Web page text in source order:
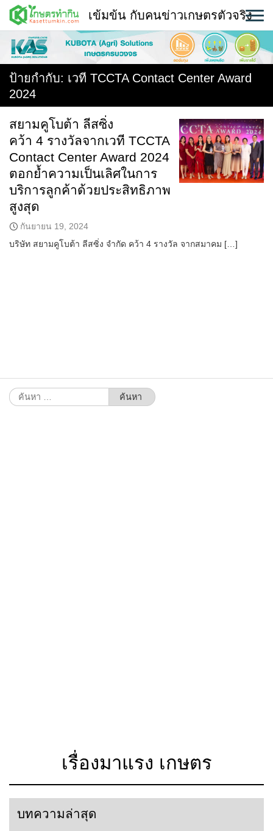
Skip
content
พืช
หน้าแรก
แวดวงเกษตร
ใคร ทำอะไร ที่ไหน
สถานีข่าววันนี้
เข้มข้น กับคนข่าวเกษตรตัวจริง
ป้ายกำกับ: เวที TCCTA Contact Center Award
2024
สยามคูโบต้า ลีสซิ่ง
คว้า 4 รางวัลจากเวที TCCTA
Contact Center Award 2024
ตอกย้ำความเป็นเลิศในการ
บริการลูกค้าด้วยประสิทธิภาพ
สูงสุด
กันยายน 19, 2024
บริษัท สยามคูโบต้า ลีสซิ่ง จำกัด คว้า 4 รางวัล จากสมาคม […]
ค้นหา
สำหรับ:
เรื่องมาแรง เกษตร
บทความล่าสุด